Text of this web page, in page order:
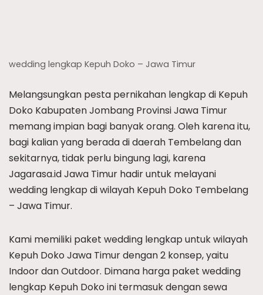
wedding lengkap Kepuh Doko – Jawa Timur
Melangsungkan pesta pernikahan lengkap di Kepuh
Doko Kabupaten Jombang Provinsi Jawa Timur
memang impian bagi banyak orang. Oleh karena itu,
bagi kalian yang berada di daerah Tembelang dan
sekitarnya, tidak perlu bingung lagi, karena
Jagarasa.id Jawa Timur hadir untuk melayani
wedding lengkap di wilayah Kepuh Doko Tembelang
– Jawa Timur.
Kami memiliki paket wedding lengkap untuk wilayah
Kepuh Doko Jawa Timur dengan 2 konsep, yaitu
Indoor dan Outdoor. Dimana harga paket wedding
lengkap Kepuh Doko ini termasuk dengan sewa